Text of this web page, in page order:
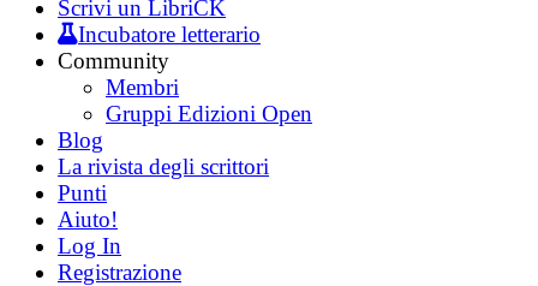
Scrivi un LibriCK
Incubatore letterario
Community
Membri
Gruppi Edizioni Open
Blog
La rivista degli scrittori
Punti
Aiuto!
Log In
Registrazione